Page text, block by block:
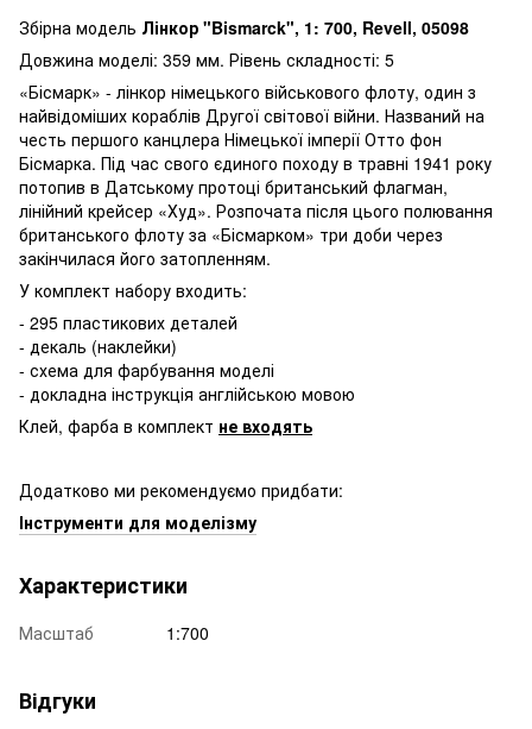
Збірна модель Лінкор "Bismarck", 1: 700, Revell, 05098
Довжина моделі: 359 мм. Рівень складності: 5
«Бісмарк» - лінкор німецького військового флоту, один з
найвідоміших кораблів Другої світової війни. Названий на
честь першого канцлера Німецької імперії Отто фон
Бісмарка. Під час свого єдиного походу в травні 1941 року
потопив в Датському протоці британський флагман,
лінійний крейсер «Худ». Розпочата після цього полювання
британського флоту за «Бісмарком» три доби через
закінчилася його затопленням.
У комплект набору входить:
- 295 пластикових деталей
- декаль (наклейки)
- схема для фарбування моделі
- докладна інструкція англійською мовою
Клей, фарба в комплект не входять
Додатково ми рекомендуємо придбати:
Інструменти для моделізму
Характеристики
Масштаб 1:700
Відгуки